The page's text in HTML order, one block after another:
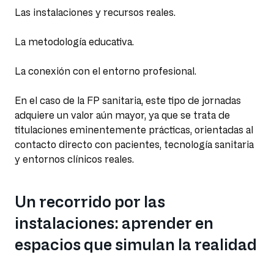
Las instalaciones y recursos reales.
La metodología educativa.
La conexión con el entorno profesional.
En el caso de la FP sanitaria, este tipo de jornadas
adquiere un valor aún mayor, ya que se trata de
titulaciones eminentemente prácticas, orientadas al
contacto directo con pacientes, tecnología sanitaria
y entornos clínicos reales.
Un recorrido por las
instalaciones: aprender en
espacios que simulan la realidad